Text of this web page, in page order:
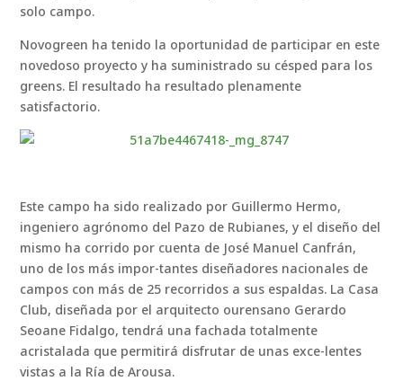
solo campo.
Novogreen ha tenido la oportunidad de participar en este
novedoso proyecto y ha suministrado su césped para los
greens. El resultado ha resultado plenamente
satisfactorio.
Este campo ha sido realizado por Guillermo Hermo,
ingeniero agrónomo del Pazo de Rubianes, y el diseño del
mismo ha corrido por cuenta de José Manuel Canfrán,
uno de los más impor-tantes diseñadores nacionales de
campos con más de 25 recorridos a sus espaldas. La Casa
Club, diseñada por el arquitecto ourensano Gerardo
Seoane Fidalgo, tendrá una fachada totalmente
acristalada que permitirá disfrutar de unas exce-lentes
vistas a la Ría de Arousa.